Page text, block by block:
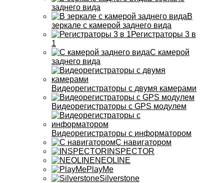
заднего вида
В
зеркале с камерой заднего вида
Регистраторы 3 в
1
С камерой
заднего вида
Видеорегистраторы с двумя камерами
Видеорегистраторы с GPS модулем
Видеорегистраторы с информатором
С навигатором
INSPECTOR
NEOLINE
PlayMe
Silverstone